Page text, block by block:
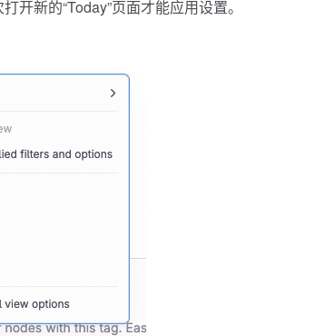
开新的“Today”页面才能应用设置。